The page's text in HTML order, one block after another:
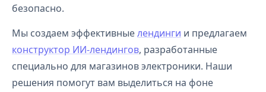
безопасно.
Мы создаем эффективныелендинги и предлагаем
конструктор ИИ-лендингов, разработанные
специально для магазинов электроники. Наши
решения помогут вам выделиться на фоне